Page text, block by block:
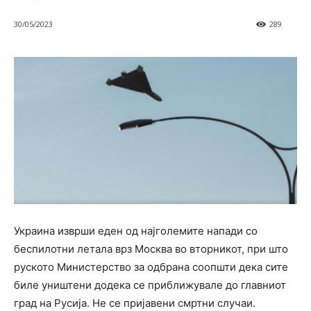
30/05/2023 289
Украина изврши еден од најголемите напади со
беспилотни летала врз Москва во вторникот, при што
руското Министерство за одбрана соопшти дека сите
биле уништени додека се приближувале до главниот
град на Русија. Не се пријавени смртни случаи.